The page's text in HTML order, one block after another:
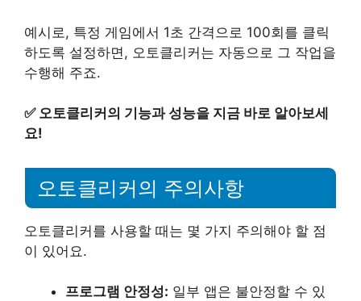
예시로, 특정 게임에서 1초 간격으로 100회를 클릭
하도록 설정하면, 오토클리커는 자동으로 그 작업을
수행해 주죠.
✅ 오토클리커의 기능과 성능을 지금 바로 알아보세
요!
오토클리커의 주의사항
오토클리커를 사용할 때는 몇 가지 주의해야 할 점
이 있어요.
프로그램 안정성: 일부 앱은 불안정할 수 있